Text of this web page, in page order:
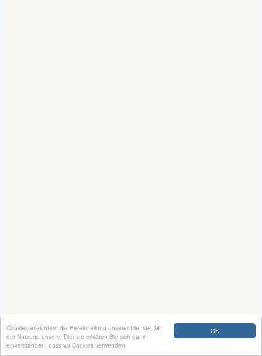
OK
Cookies erleichtern die Bereitstellung unserer Dienste. Mit
der Nutzung unserer Dienste erklären Sie sich damit
einverstanden, dass wir Cookies verwenden.